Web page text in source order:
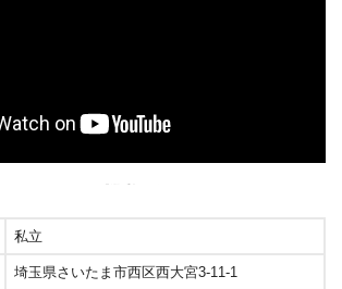
ベーションビデオ「選手権に向けて」
私立
埼玉県さいたま市西区西大宮3-11-1